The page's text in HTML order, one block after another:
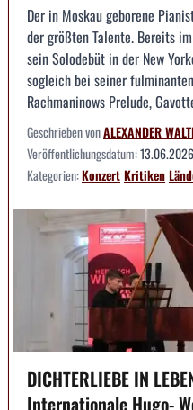
Der in Moskau geborene
der größten Talente. Bereits
sein Solodebüt in der New
sogleich bei seiner
Rachmaninows Prelude,
Geschrieben vonALEXANDER
Veröffentlichungsdatum:13.06.2026
Kategorien:KonzertKritiken
DICHTERLIEBE IN
Internationale Hugo-